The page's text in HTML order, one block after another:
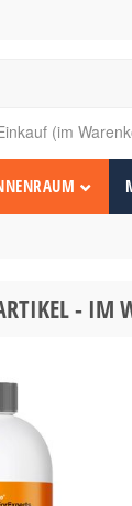
(im
- IM